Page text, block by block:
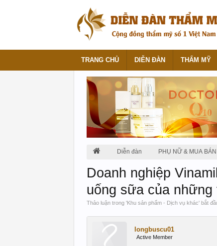
Diễn đàn PHỤ NỮ & MUA BÁN
Doanh nghiệp
uống sữa của
Thảo luận trong 'Khu sản phẩm - Dịch vụ khác' bắt
longbuscu01
Active Member
TRANG CHỦ DIỄN ĐÀN THẨM MỸ